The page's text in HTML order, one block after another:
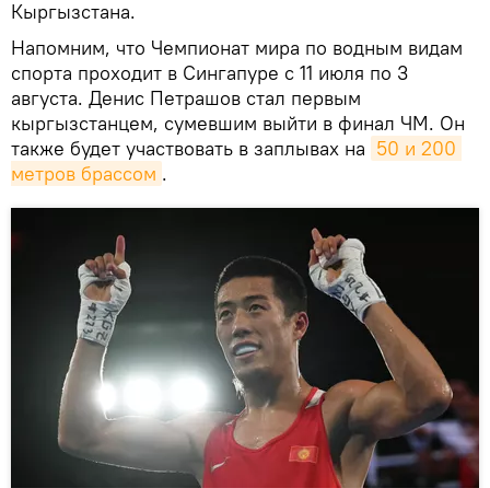
Кыргызстана.
Напомним, что Чемпионат мира по водным видам
спорта проходит в Сингапуре с 11 июля по 3
августа. Денис Петрашов стал первым
кыргызстанцем, сумевшим выйти в финал ЧМ. Он
также будет участвовать в заплывах на 50 и 200
метров брассом .